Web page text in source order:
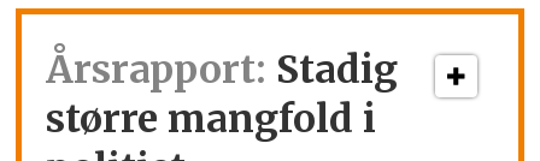
Årsrapport: Stadig
større mangfold i